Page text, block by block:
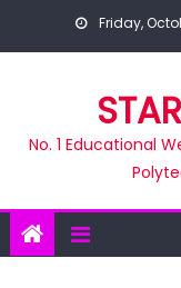
Friday,
No. 1 Educational